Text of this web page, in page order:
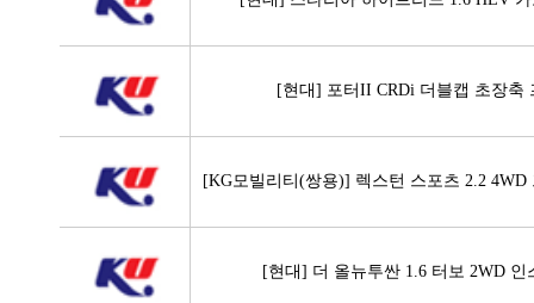
[현대] 포터II CRDi 더블캡 초장축
[KG모빌리티(쌍용)] 렉스턴 스포츠 2.2 4WD
[현대] 더 올뉴투싼 1.6 터보 2WD 인